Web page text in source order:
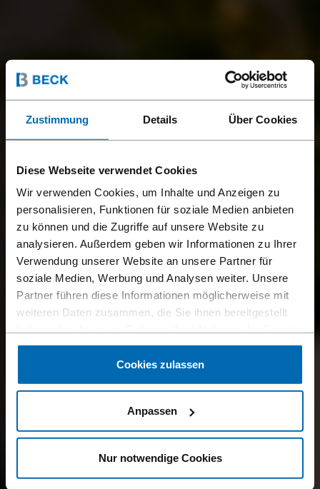
Zustimmung Details Über Cookies
Diese Webseite verwendet Cookies
Wir verwenden Cookies, um Inhalte und Anzeigen zu
personalisieren, Funktionen für soziale Medien anbieten
zu können und die Zugriffe auf unsere Website zu
analysieren. Außerdem geben wir Informationen zu Ihrer
Verwendung unserer Website an unsere Partner für
soziale Medien, Werbung und Analysen weiter. Unsere
Partner führen diese Informationen möglicherweise mit
weiteren Daten zusammen, die Sie ihnen bereitgestellt
gesammelt haben.
Cookies zulassen
Anpassen
Nur notwendige Cookies